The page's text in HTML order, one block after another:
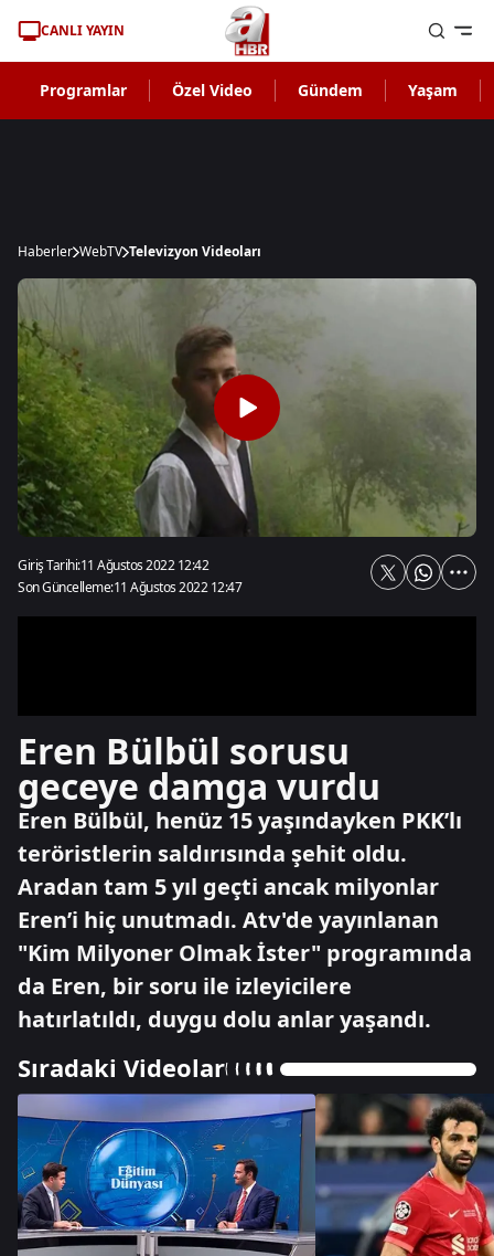
CANLI YAYIN
Programlar Özel Video Gündem Yaşam
Haberler WebTV Televizyon Videoları
Giriş Tarihi:11 Ağustos 2022 12:42
Son Güncelleme:11 Ağustos 2022 12:47
Eren Bülbül sorusu
geceye damga vurdu
Eren Bülbül, henüz 15 yaşındayken PKK’lı
teröristlerin saldırısında şehit oldu.
Aradan tam 5 yıl geçti ancak milyonlar
Eren’i hiç unutmadı. Atv'de yayınlanan
"Kim Milyoner Olmak İster" programında
da Eren, bir soru ile izleyicilere
hatırlatıldı, duygu dolu anlar yaşandı.
Sıradaki Videolar